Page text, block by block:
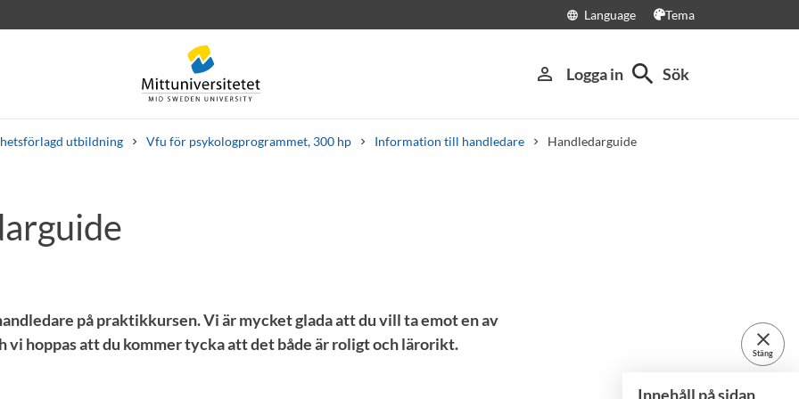
language Language Tema
person_outline Logga in search Sök
utbildning Vfu för psykologprogrammet, 300 hp Information till handledare Handledarguide
Personal Lediga jobb
close
Stäng
Innehåll på sidan
på praktikkursen. Vi är mycket glada att du vill ta emot en av
vi hoppas att du kommer tycka att det både är roligt och lärorikt.